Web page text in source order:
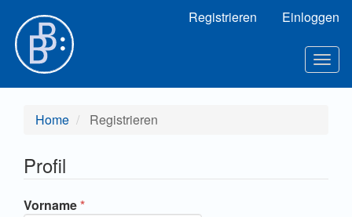
Hauptinhalt
Sidebar
Registrieren Einloggen
Home Registrieren
Profil
Vorname*Erforderlich